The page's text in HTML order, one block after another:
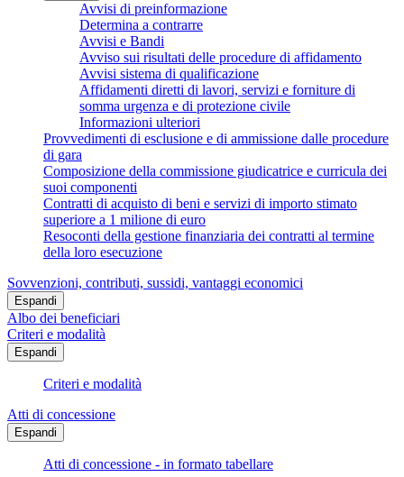
Avvisi di preinformazione
Determina a contrarre
Avvisi e Bandi
Avviso sui risultati delle procedure di affidamento
Avvisi sistema di qualificazione
Affidamenti diretti di lavori, servizi e forniture di
somma urgenza e di protezione civile
Informazioni ulteriori
Provvedimenti di esclusione e di ammissione dalle procedure
di gara
Composizione della commissione giudicatrice e curricula dei
suoi componenti
Contratti di acquisto di beni e servizi di importo stimato
superiore a 1 milione di euro
Resoconti della gestione finanziaria dei contratti al termine
della loro esecuzione
Sovvenzioni, contributi, sussidi, vantaggi economici
Espandi
Albo dei beneficiari
Criteri e modalità
Espandi
Criteri e modalità
Atti di concessione
Espandi
Atti di concessione - in formato tabellare